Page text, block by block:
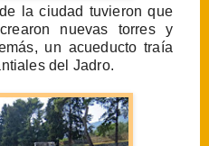
la ciudad tuvieron que
nuevas torres y
un acueducto traía
del Jadro.